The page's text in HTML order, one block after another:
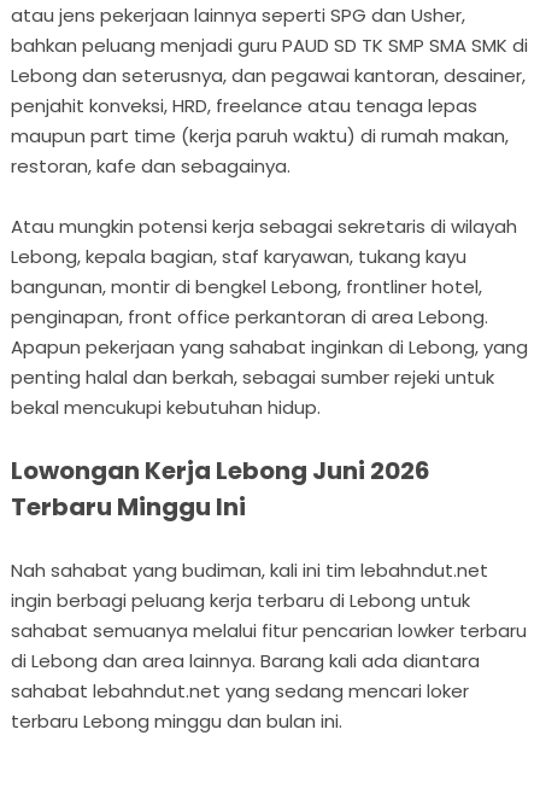
atau jens pekerjaan lainnya seperti SPG dan Usher,
bahkan peluang menjadi guru PAUD SD TK SMP SMA SMK di
Lebong dan seterusnya, dan pegawai kantoran, desainer,
penjahit konveksi, HRD, freelance atau tenaga lepas
maupun part time (kerja paruh waktu) di rumah makan,
restoran, kafe dan sebagainya.
Atau mungkin potensi kerja sebagai sekretaris di wilayah
Lebong, kepala bagian, staf karyawan, tukang kayu
bangunan, montir di bengkel Lebong, frontliner hotel,
penginapan, front office perkantoran di area Lebong.
Apapun pekerjaan yang sahabat inginkan di Lebong, yang
penting halal dan berkah, sebagai sumber rejeki untuk
bekal mencukupi kebutuhan hidup.
Lowongan Kerja Lebong Juni 2026
Terbaru Minggu Ini
Nah sahabat yang budiman, kali ini tim lebahndut.net
ingin berbagi peluang kerja terbaru di Lebong untuk
sahabat semuanya melalui fitur pencarian lowker terbaru
di Lebong dan area lainnya. Barang kali ada diantara
sahabat lebahndut.net yang sedang mencari loker
terbaru Lebong minggu dan bulan ini.